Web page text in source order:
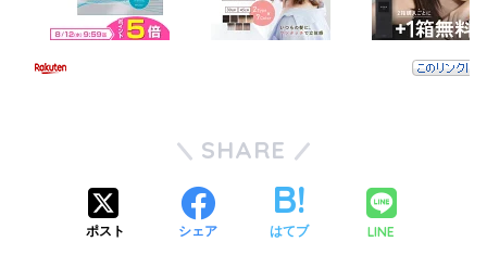
SHARE
ポスト シェア はてブ LINE